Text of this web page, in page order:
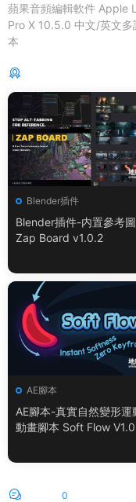
蘋果音頻編輯軟件 Apple
Pro X 10.5.0 中文/英文多
本
Blender插件
Blender插件-内置參考
Zap Board v1.0.2
AE腳本
AE腳本-真實自然變形運
動畫腳本 Soft Flow
0